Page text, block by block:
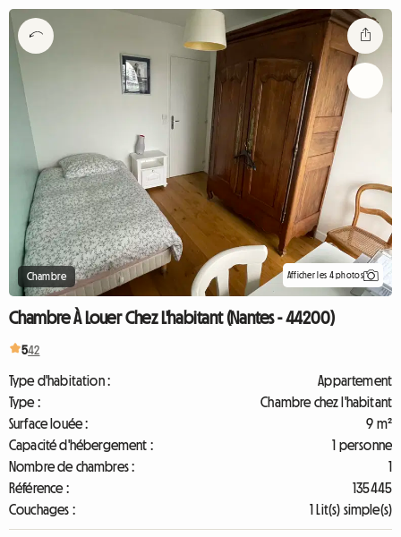
Chambre Afficher les 4 photos
Chambre À Louer Chez L'habitant (Nantes - 44200)
542
Type d'habitation :
Appartement
Type :
Chambre chez l'habitant
Surface louée :
9 m²
Capacité d'hébergement :
1 personne
Nombre de chambres :
1
Référence :
135445
Couchages :
1 Lit(s) simple(s)